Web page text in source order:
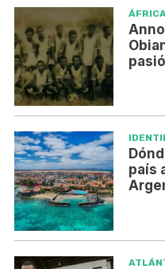
ÁFRICA
país